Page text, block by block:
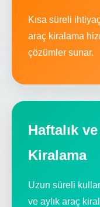
Kısa süreli
araç kiralama
çözümler sunar.
Haftalık
Kiralama
Uzun süreli
ve aylık araç